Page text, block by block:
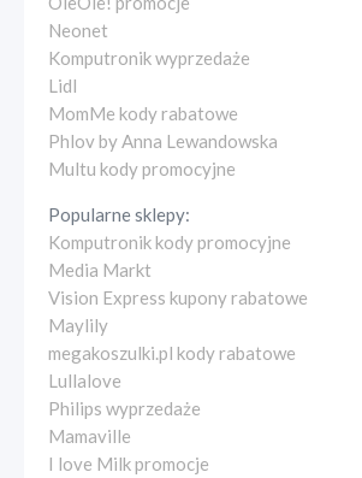
Neonet
Komputronik wyprzedaże
Lidl
MomMe kody rabatowe
Phlov by Anna Lewandowska
Multu kody promocyjne
Popularne sklepy:
Komputronik kody promocyjne
Media Markt
Vision Express kupony rabatowe
Maylily
megakoszulki.pl kody rabatowe
Lullalove
Philips wyprzedaże
Mamaville
I love Milk promocje